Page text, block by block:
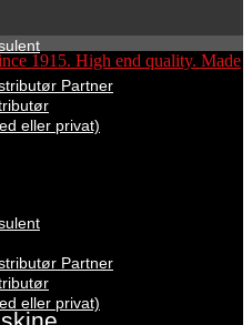
Partner
eller privat)
Partner
eller privat)